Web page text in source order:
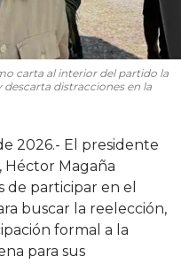
carta al interior del partido la
distracciones en la
2026.- El presidente
Héctor Magaña
participar en el
buscar la reelección,
formal a la
para sus